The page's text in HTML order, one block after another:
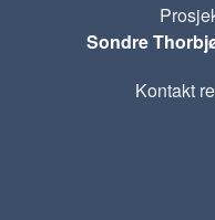
Sondre
Kontakt